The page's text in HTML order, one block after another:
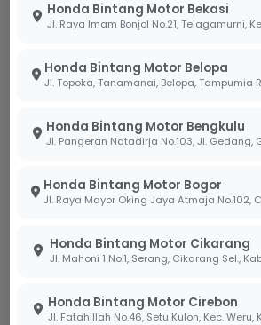
Honda Bintang Motor Bekasi
Honda Bintang Motor Belopa
Honda Bintang Motor Bengkulu
Honda Bintang Motor Bogor
Honda Bintang Motor Cikarang
Honda Bintang Motor Cirebon
Detail Keuntungan Unit
Pilihan Model:
Berlaku untuk tipe
andalan Honda BeAT, Genio, dan
Uang Muka Ringan:
Kemudahan
pulang unit impian dengan DP
Bonus Spesial:Nikmati
Wilayah Berlaku:Penawaran
sekitarnya.